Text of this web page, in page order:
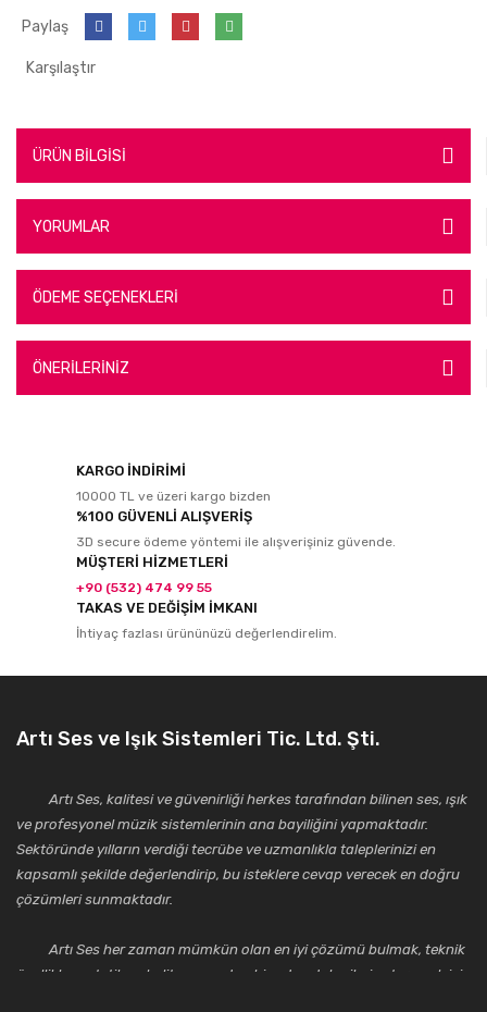
Paylaş
Karşılaştır
ÜRÜN BİLGİSİ
YORUMLAR
ÖDEME SEÇENEKLERİ
ÖNERİLERİNİZ
KARGO İNDİRİMİ
10000 TL ve üzeri kargo bizden
%100 GÜVENLİ ALIŞVERİŞ
3D secure ödeme yöntemi ile alışverişiniz güvende.
MÜŞTERİ HİZMETLERİ
+90 (532) 474 99 55
TAKAS VE DEĞİŞİM İMKANI
İhtiyaç fazlası ürününüzü değerlendirelim.
Artı Ses ve Işık Sistemleri Tic. Ltd. Şti.
Artı Ses, kalitesi ve güvenirliği herkes tarafından bilinen ses, ışık
ve profesyonel müzik sistemlerinin ana bayiliğini yapmaktadır.
Sektöründe yılların verdiği tecrübe ve uzmanlıkla taleplerinizi en
kapsamlı şekilde değerlendirip, bu isteklere cevap verecek en doğru
çözümleri sunmaktadır.
Artı Ses her zaman mümkün olan en iyi çözümü bulmak, teknik
özellikler, estetik ve kalite açısından bir adım daha ileriye taşımak için